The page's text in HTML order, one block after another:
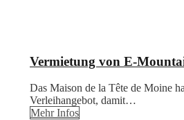
Vermietung von E-
Das Maison de la Tête de Moine
Verleihangebot, damit…
Mehr Infos